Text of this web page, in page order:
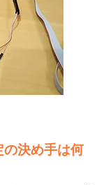
の決め手は何